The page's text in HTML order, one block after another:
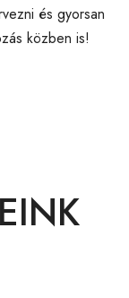
és gyorsan
közben is!